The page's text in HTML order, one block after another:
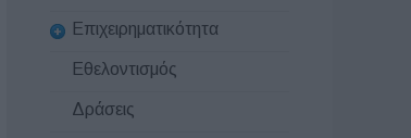
Επιχειρηματικότητα
Εθελοντισμός
Δράσεις